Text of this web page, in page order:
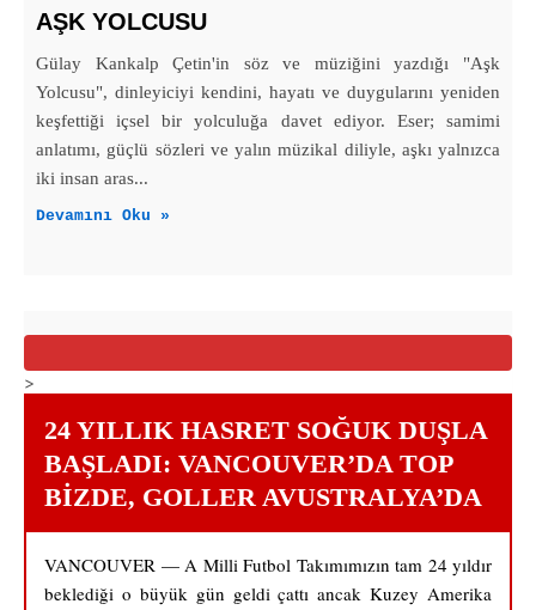
AŞK YOLCUSU
Gülay Kankalp Çetin'in söz ve müziğini yazdığı "Aşk
Yolcusu", dinleyiciyi kendini, hayatı ve duygularını yeniden
keşfettiği içsel bir yolculuğa davet ediyor. Eser; samimi
anlatımı, güçlü sözleri ve yalın müzikal diliyle, aşkı yalnızca
iki insan aras...
Devamını Oku »
>
24 YILLIK HASRET SOĞUK DUŞLA
BAŞLADI: VANCOUVER’DA TOP
BIZDE, GOLLER AVUSTRALYA’DA
VANCOUVER — A Milli Futbol Takımımızın tam 24 yıldır
beklediği o büyük gün geldi çattı ancak Kuzey Amerika